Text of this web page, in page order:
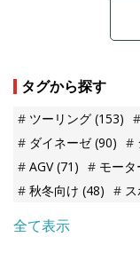
タグから探す
ツーリング (153)
ダイネーゼ(90)
AGV(71) モー
秋冬向け (48)
全て表示